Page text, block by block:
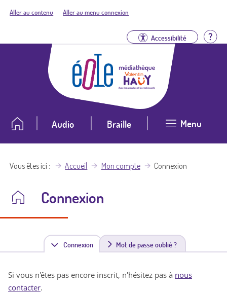
Aller au contenu Aller au menu connexion
Accessibilité
Audio Braille Menu
Vous êtes ici Accueil Mon compte Connexion
Connexion
Connexion(
n
Mot de passe oublié ?
Si vous n'êtes pas encore inscrit, n'hésitez pas à nous
contacter.